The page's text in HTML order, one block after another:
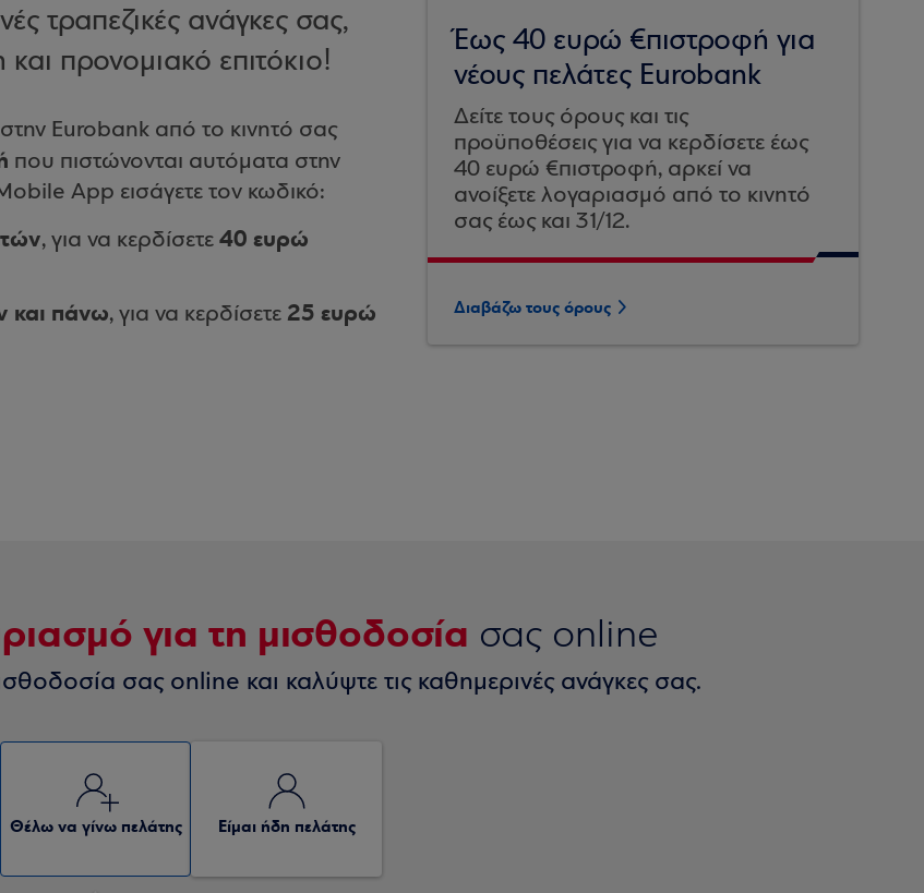
τραπεζικές ανάγκες σας,
προνομιακό επιτόκιο!
στην Eurobank από το κινητό σας
που πιστώνονται αυτόματα στην
App εισάγετε τον κωδικό:
, για να κερδίσετε 40 ευρώ
και πάνω, για να κερδίσετε 25 ευρώ
Έως 40 ευρώ €πιστροφή για
νέους πελάτες Eurobank
Δείτε τους όρους και τις
προϋποθέσεις για να κερδίσετε έως
40 ευρώ €πιστροφή, αρκεί να
ανοίξετε λογαριασμό από το κινητό
σας έως και 31/12.
Διαβάζω τους όρους
για τη μισθοδοσία σας online
σας online και καλύψτε τις καθημερινές ανάγκες σας.
Θέλω να γίνω πελάτης Είμαι ήδη πελάτης